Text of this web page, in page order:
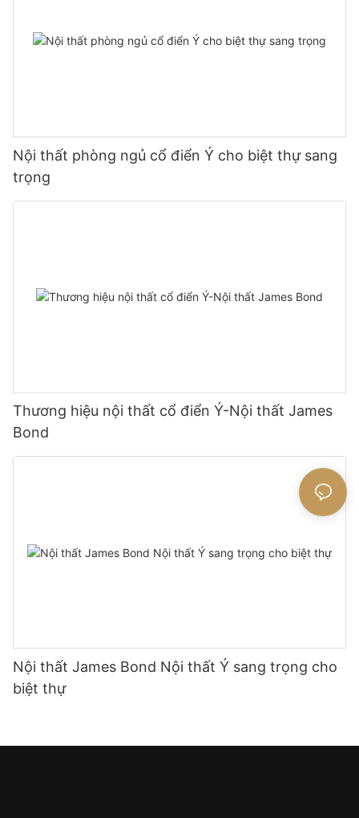
Nội thất phòng ngủ cổ điển Ý cho biệt thự sang
trọng
Thương hiệu nội thất cổ điển Ý-Nội thất James
Bond
Nội thất James Bond Nội thất Ý sang trọng cho
biệt thự